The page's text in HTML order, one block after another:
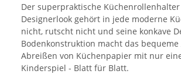
Der superpraktische
Designerlook gehört in jede moderne
nicht, rutscht nicht und seine konkave
Bodenkonstruktion macht das
Abreißen von Küchenpapier mit nur
Kinderspiel - Blatt für Blatt.